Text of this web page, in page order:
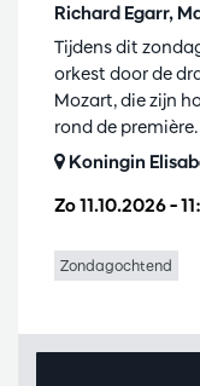
Richard Egarr,
Zo 11.10.2026–
Tijdens dit
orkest door de
Mozart, die zijn
rond de première.
Koningin
Zondagochtend